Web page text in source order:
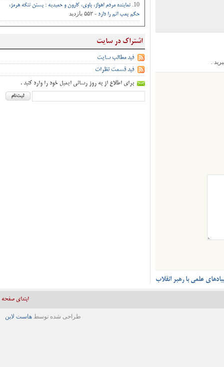
.
علمی با رهبر انقلاب
نماینده مردم اهواز، باوی، کارون و حمیدیه : بستن تنگه هرمز،
حکم بمب اتم را دارد - ۵۵۲ بازدید
اشتراک در سایت
فید مطالب سایت
فید قسمت نظرات
برای اطلاع از به روز رسانی ایمیل خود را وارد کنید .
ابتدای صفحه
طراحی شده توسطهاست لاین